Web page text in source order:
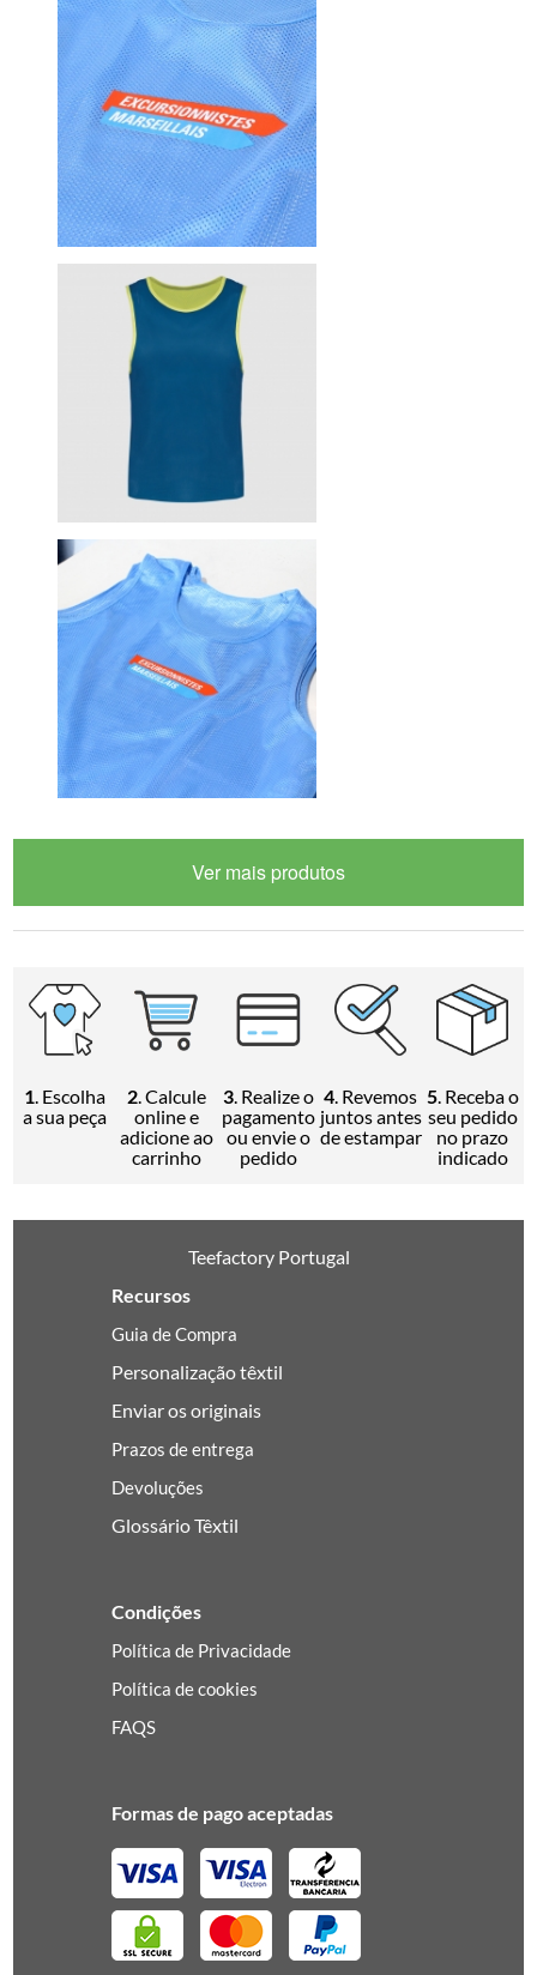
Ver mais produtos
1. Escolha
a sua peça
2. Calcule
online e
adicione ao
carrinho
3. Realize o
pagamento
ou envie o
pedido
4. Revemos
juntos antes
de estampar
5. Receba o
seu pedido
no prazo
indicado
Teefactory Portugal
Recursos
Guia de Compra
Personalização têxtil
Enviar os originais
Prazos de entrega
Devoluções
Glossário Têxtil
Condições
Política de Privacidade
Política de cookies
FAQS
Formas de pago aceptadas